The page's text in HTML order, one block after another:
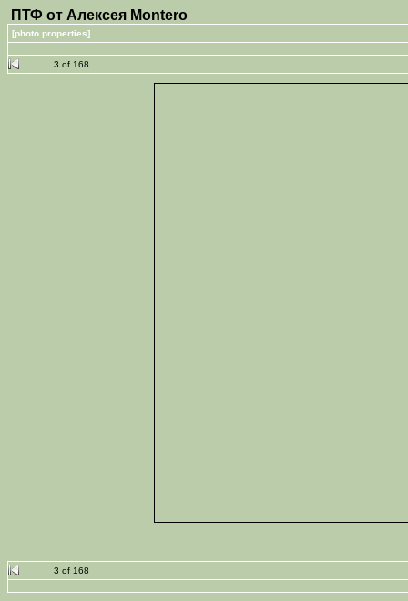
ПТФ от Алексея Montero
[photo properties]
3 of 168
3 of 168